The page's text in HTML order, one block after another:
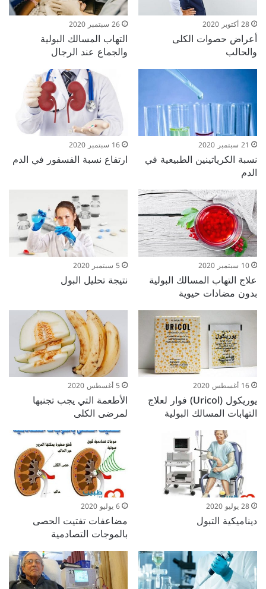
28 أكتوبر 2020
أعراض حصوات الكلى
والحالب
26 سبتمبر 2020
التهاب المسالك البولية
والجماع عند الرجال
21 سبتمبر 2020
نسبة الكرياتينين الطبيعية في
الدم
16 سبتمبر 2020
ارتفاع نسبة الفسفور في الدم
10 سبتمبر 2020
علاج التهاب المسالك البولية
بدون مضادات حيوية
5 سبتمبر 2020
نتيجة تحليل البول
16 أغسطس 2020
يوريكول (Uricol) فوار لعلاج
التهابات المسالك البولية
5 أغسطس 2020
الأطعمة التي يجب تجنبها
لمرضى الكلى
28 يوليو 2020
ديناميكية التبول
6 يوليو 2020
مضاعفات تفتيت الحصى
بالموجات التصادمية